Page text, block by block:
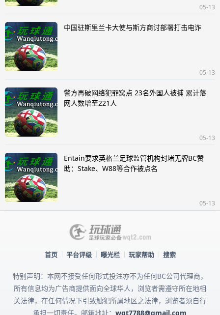
05-13
中国驻斯里兰卡大使与斯方商讨部署打击电诈
05-13
警方再破网络犯罪窝点 23名外国人被捕 累计落
网人数增至221人
05-13
Entain要求英格兰足球监管机构封堵无牌BC赞
助：Stake、W88等合作被点名
05-13
首页 平台评级 曝光栏 玩家帮助 搜索
特别声明：本网不接受任何形式投注亦不为任何BC公司代理商，
所有信息均为广告商提供面向全球华人，浏览者需遵守所在地相
关法律，在任何情况下引致触犯所属地区之法律，浏览者须自行
承担一切责任。邮箱地址：wqt7788@gmail.com